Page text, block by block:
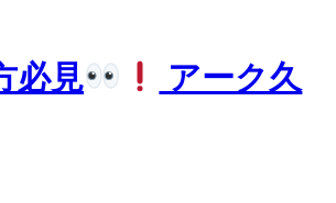
必見
アーク久